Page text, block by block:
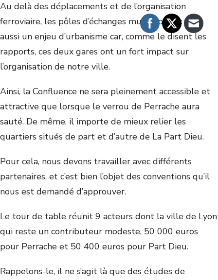
Au delà des déplacements et de l’organisation
ferroviaire, les pôles d’échanges multimodaux sont
aussi un enjeu d’urbanisme car, comme le disent les
rapports, ces deux gares ont un fort impact sur
l’organisation de notre ville.
Ainsi, la Confluence ne sera pleinement accessible et
attractive que lorsque le verrou de Perrache aura
sauté. De même, il importe de mieux relier les
quartiers situés de part et d’autre de La Part Dieu.
Pour cela, nous devons travailler avec différents
partenaires, et c’est bien l’objet des conventions qu’il
nous est demandé d’approuver.
Le tour de table réunit 9 acteurs dont la ville de Lyon
qui reste un contributeur modeste, 50 000 euros
pour Perrache et 50 400 euros pour Part Dieu.
Rappelons-le, il ne s’agit là que des études de